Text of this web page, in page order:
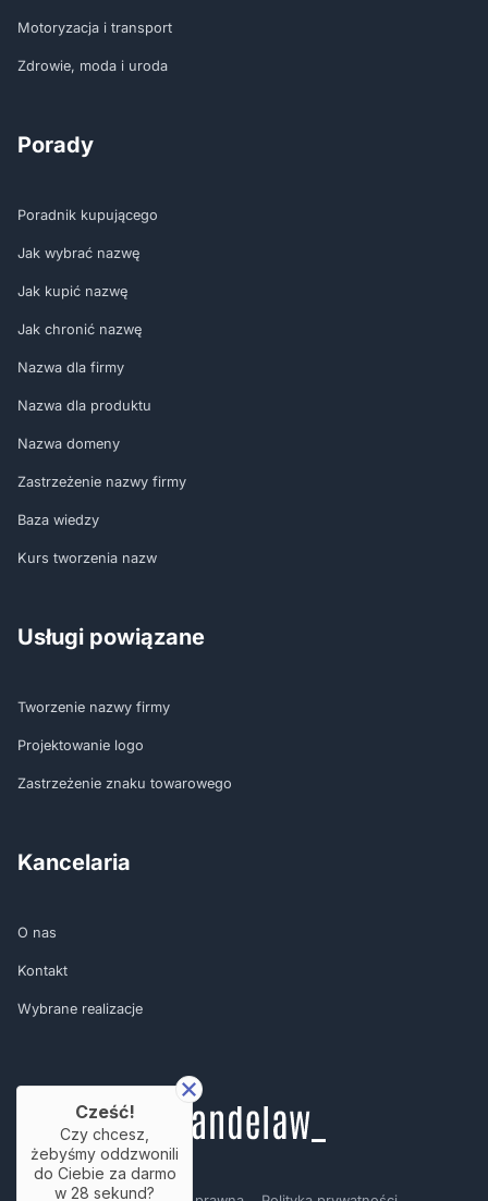
Motoryzacja i transport
Zdrowie, moda i uroda
Porady
Poradnik kupującego
Jak wybrać nazwę
Jak kupić nazwę
Jak chronić nazwę
Nazwa dla firmy
Nazwa dla produktu
Nazwa domeny
Zastrzeżenie nazwy firmy
Baza wiedzy
Kurs tworzenia nazw
Usługi powiązane
Tworzenie nazwy firmy
Projektowanie logo
Zastrzeżenie znaku towarowego
Kancelaria
O nas
Kontakt
Wybrane realizacje
Cześć!
Czy chcesz,
żebyśmy oddzwonili
do Ciebie za darmo
w 28 sekund?